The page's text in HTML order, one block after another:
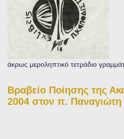
άκρως μεροληπτικό τετράδιο
Βραβείο Ποίησης της
2004 στον π. Παναγιώτη